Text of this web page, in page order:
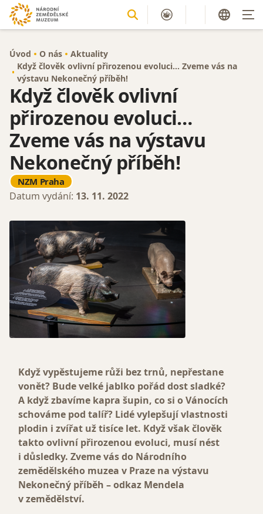
Úvod O nás
Aktuality
Když člověk ovlivní přirozenou evoluci… Zveme vás na
výstavu Nekonečný příběh!
Když člověk ovlivní
přirozenou evoluci…
Zveme vás na výstavu
Nekonečný příběh!
NZM Praha
Datum vydání: 13. 11. 2022
Když vypěstujeme růži bez trnů, nepřestane
vonět? Bude velké jablko pořád dost sladké?
A když zbavíme kapra šupin, co si o Vánocích
schováme pod talíř? Lidé vylepšují vlastnosti
plodin i zvířat už tisíce let. Když však člověk
takto ovlivní přirozenou evoluci, musí nést
i důsledky. Zveme vás do Národního
zemědělského muzea v Praze na výstavu
Nekonečný příběh – odkaz Mendela
v zemědělství.